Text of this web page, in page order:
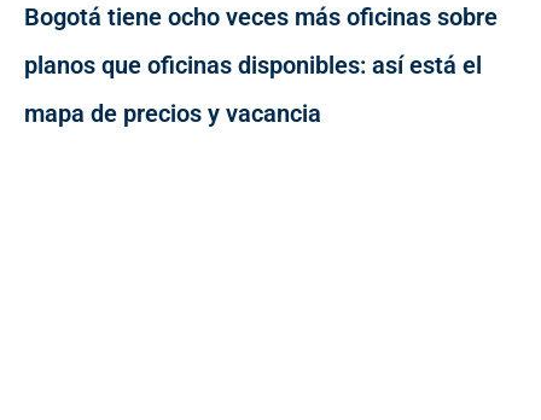
Bogotá tiene ocho veces más oficinas sobre
planos que oficinas disponibles: así está el
mapa de precios y vacancia